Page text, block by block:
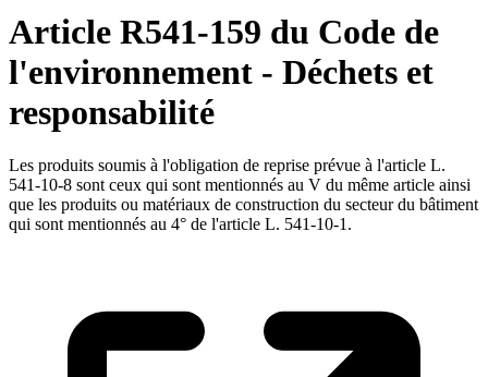
Article R541-159 du Code de
l'environnement - Déchets et
responsabilité
Les produits soumis à l'obligation de reprise prévue à l'article L.
541-10-8 sont ceux qui sont mentionnés au V du même article ainsi
que les produits ou matériaux de construction du secteur du bâtiment
qui sont mentionnés au 4° de l'article L. 541-10-1.